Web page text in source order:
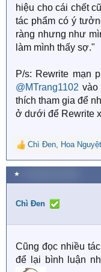
hiệu cho cái chết
tác phẩm có ý
ràng nhưng như
làm mình thấy sợ."
P/s: Rewrite mạn
@MTrang1102 vào
thích tham gia để
ở dưới để Rewrite
R
e
a
c
i
n
:
Chì Đen, Hoa
★
Chì Đen
Cũng đọc nhiều
để lại bình luận